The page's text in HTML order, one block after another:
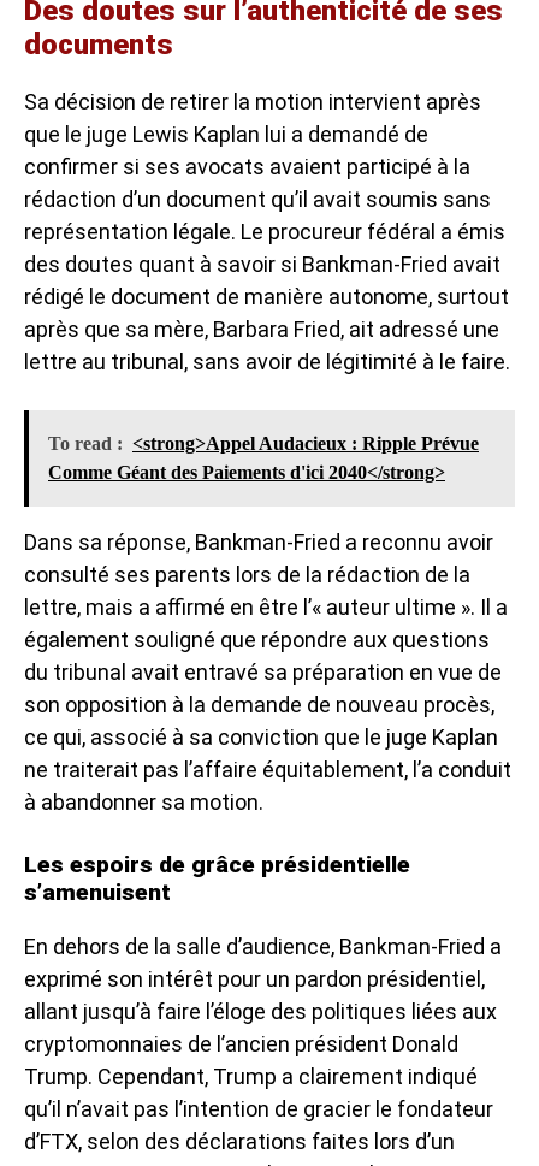
Des doutes sur l’authenticité de ses
documents
Sa décision de retirer la motion intervient après
que le juge Lewis Kaplan lui a demandé de
confirmer si ses avocats avaient participé à la
rédaction d’un document qu’il avait soumis sans
représentation légale. Le procureur fédéral a émis
des doutes quant à savoir si Bankman-Fried avait
rédigé le document de manière autonome, surtout
après que sa mère, Barbara Fried, ait adressé une
lettre au tribunal, sans avoir de légitimité à le faire.
To read : <strong>Appel Audacieux : Ripple Prévue
Comme Géant des Paiements d'ici 2040</strong>
Dans sa réponse, Bankman-Fried a reconnu avoir
consulté ses parents lors de la rédaction de la
lettre, mais a affirmé en être l’« auteur ultime ». Il a
également souligné que répondre aux questions
du tribunal avait entravé sa préparation en vue de
son opposition à la demande de nouveau procès,
ce qui, associé à sa conviction que le juge Kaplan
ne traiterait pas l’affaire équitablement, l’a conduit
à abandonner sa motion.
Les espoirs de grâce présidentielle
s’amenuisent
En dehors de la salle d’audience, Bankman-Fried a
exprimé son intérêt pour un pardon présidentiel,
allant jusqu’à faire l’éloge des politiques liées aux
cryptomonnaies de l’ancien président Donald
Trump. Cependant, Trump a clairement indiqué
qu’il n’avait pas l’intention de gracier le fondateur
d’FTX, selon des déclarations faites lors d’un